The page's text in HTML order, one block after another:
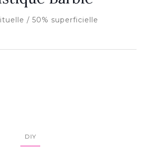
/ 50% superficielle
DIY